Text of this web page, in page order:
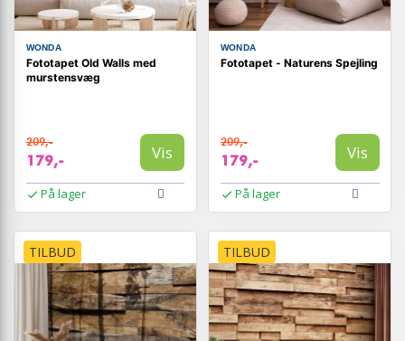
WONDA
Fototapet Old Walls med
murstensvæg
209,-
179,- Vis
På lager
WONDA
Fototapet - Naturens Spejling
209,-
179,- Vis
På lager
TILBUD TILBUD